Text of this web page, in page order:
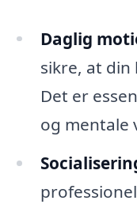
Daglig
sikre, at din
Det er
og mentale